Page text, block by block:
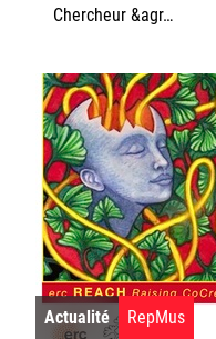
Chercheur &agr…
Actualité RepMus